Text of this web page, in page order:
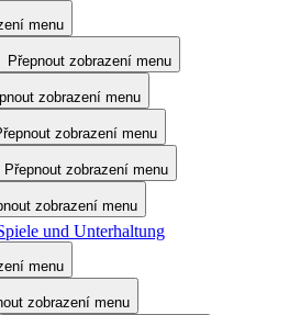
menu
Přepnout zobrazení menu
zobrazení menu
zobrazení menu
Přepnout zobrazení menu
zobrazení menu
und Unterhaltung
menu
zobrazení menu